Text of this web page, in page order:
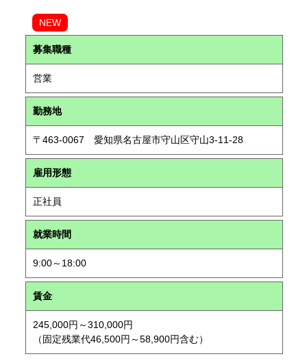
NEW
募集職種
営業
勤務地
〒463-0067 愛知県名古屋市守山区守山3-11-28
雇用形態
正社員
就業時間
9:00～18:00
賃金
245,000円～310,000円
（固定残業代46,500円～58,900円含む）